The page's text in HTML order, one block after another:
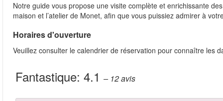
Notre guide vous propose une visite complète et enrichissante
maison et l’atelier de Monet, afin que vous puissiez admirer à
Horaires d'ouverture
Veuillez consulter le calendrier de réservation pour connaître les
Fantastique: 4.1 – 12avis